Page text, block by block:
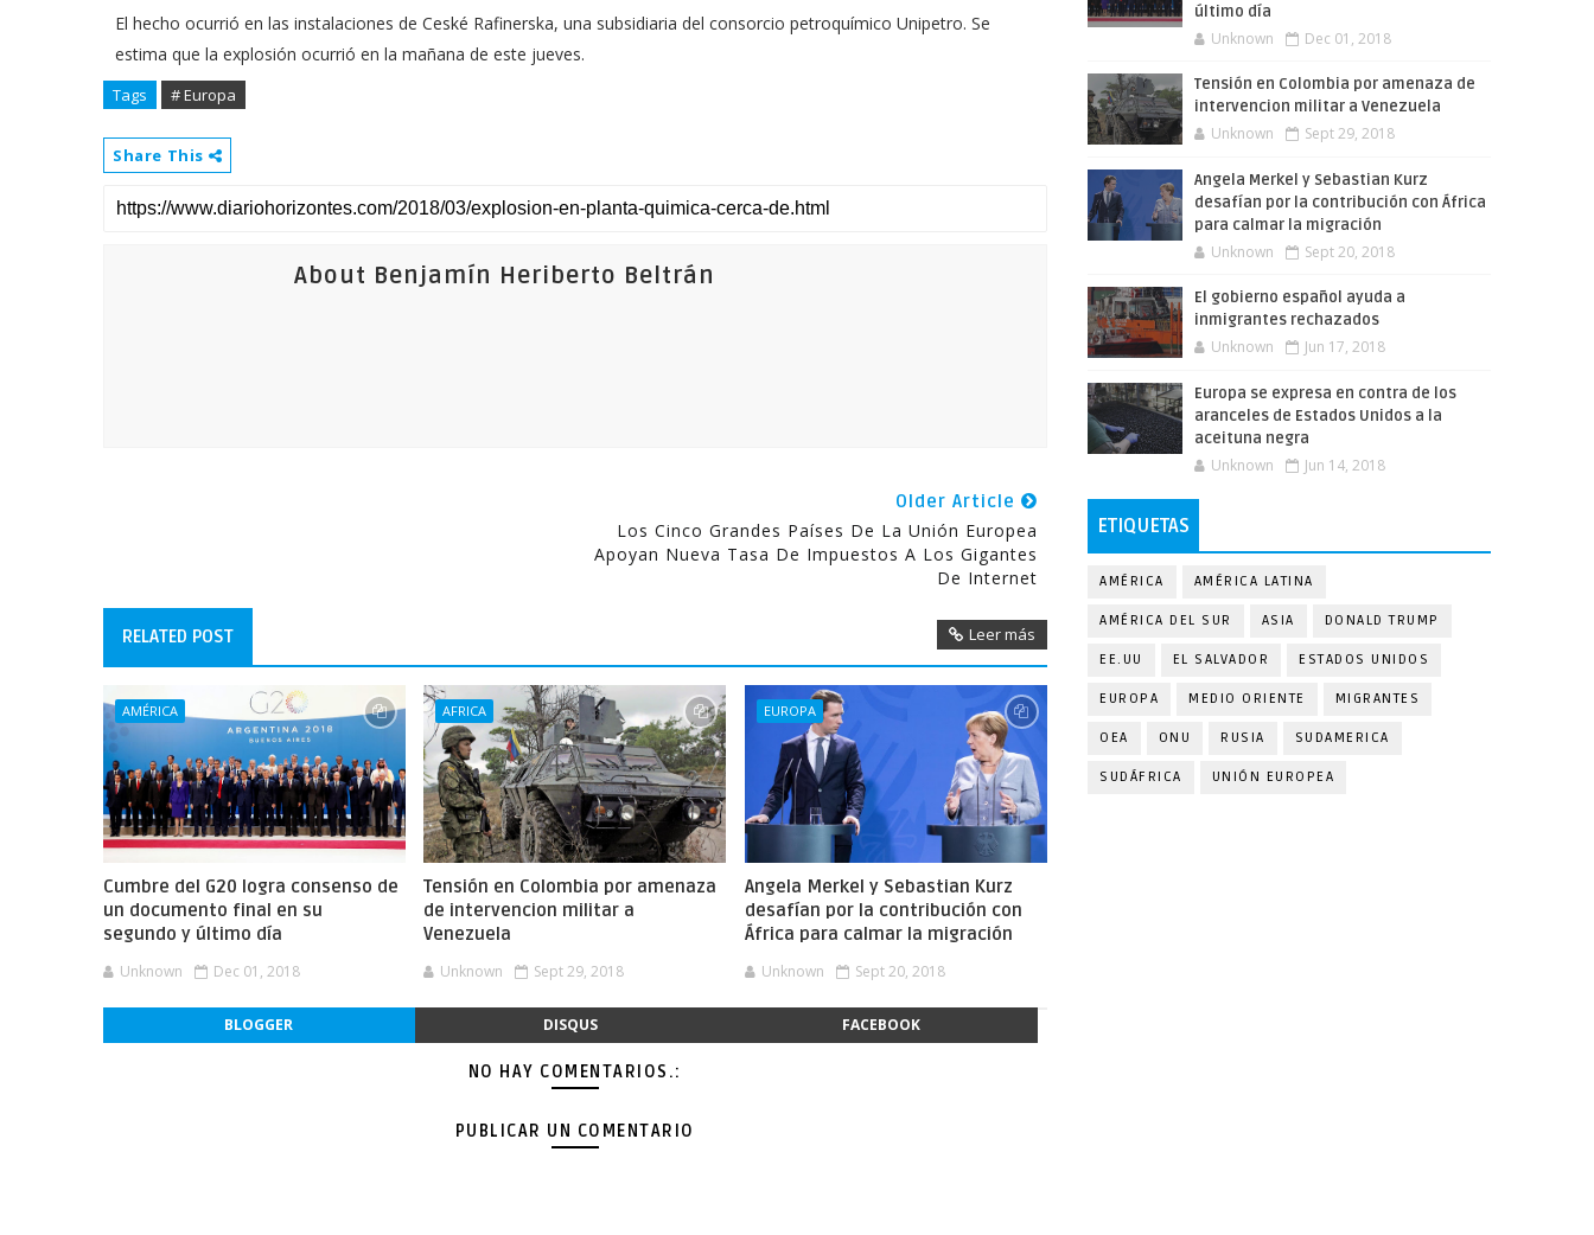
El hecho ocurrió en las instalaciones de Ceské Rafinerska, una subsidiaria del consorcio petroquímico Unipetro. Se
estima que la explosión ocurrió en la mañana de este jueves.
Tags # Europa
Share This
About Benjamín Heriberto Beltrán
Older Article
Los Cinco Grandes Países De La Unión Europea
Apoyan Nueva Tasa De Impuestos A Los Gigantes
De Internet
RELATED POST Leer más
AMÉRICA
Cumbre del G20 logra consenso de
un documento final en su
segundo y último día
Unknown Dec 01, 2018
AFRICA
Tensión en Colombia por amenaza
de intervencion militar a
Venezuela
Unknown Sept 29, 2018
EUROPA
Angela Merkel y Sebastian Kurz
desafían por la contribución con
África para calmar la migración
Unknown Sept 20, 2018
BLOGGER DISQUS FACEBOOK
NO HAY COMENTARIOS.:
PUBLICAR UN COMENTARIO
último día
Unknown Dec 01, 2018
Tensión en Colombia por amenaza de
intervencion militar a Venezuela
Unknown Sept 29, 2018
Angela Merkel y Sebastian Kurz
desafían por la contribución con África
para calmar la migración
Unknown Sept 20, 2018
El gobierno español ayuda a
inmigrantes rechazados
Unknown Jun 17, 2018
Europa se expresa en contra de los
aranceles de Estados Unidos a la
aceituna negra
Unknown Jun 14, 2018
ETIQUETAS
AMÉRICA AMÉRICA LATINA
AMÉRICA DEL SUR ASIA DONALD TRUMP
EE.UU EL SALVADOR ESTADOS UNIDOS
EUROPA MEDIO ORIENTE MIGRANTES
OEA ONU RUSIA SUDAMERICA
SUDÁFRICA UNIÓN EUROPEA